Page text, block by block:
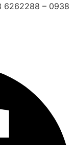
6262288 – 0938